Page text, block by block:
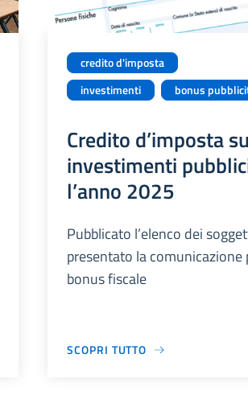
credito d'imposta
investimenti
bonus
Credito d’imposta
investimenti
l’anno 2025
Pubblicato l’elenco dei
presentato la comunicazione
bonus fiscale
SCOPRI TUTTO